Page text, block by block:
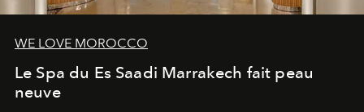
WE LOVE MOROCCO
Le Spa du Es Saadi Marrakech fait peau
neuve